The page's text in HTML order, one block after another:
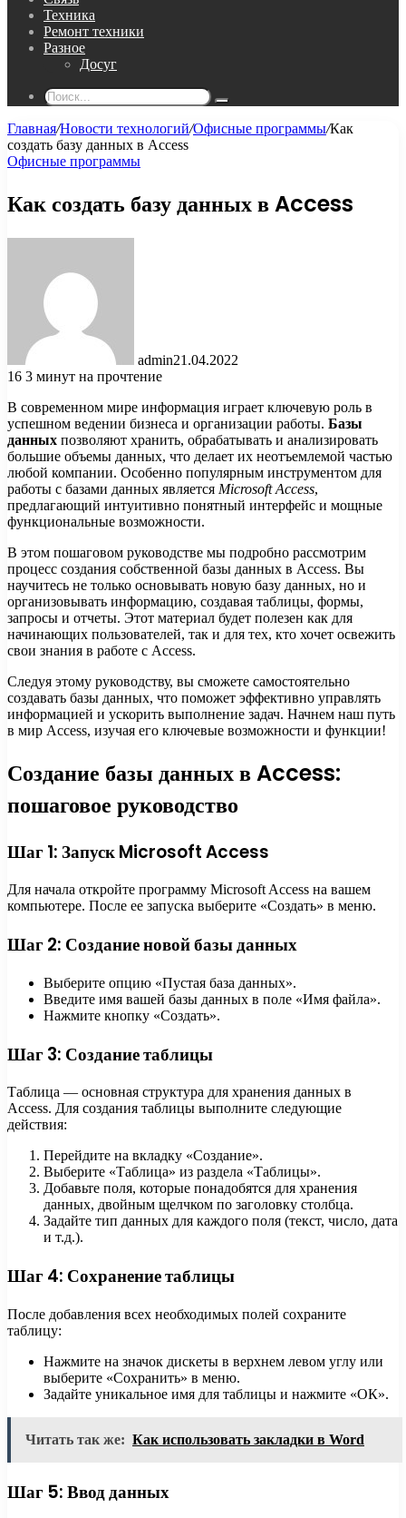
Техника
Ремонт техники
Разное
Досуг
Поиск...
Главная/Новости технологий/Офисные программы/Как
создать базу данных в Access
Офисные программы
Как создать базу данных в Access
admin21.04.2022
16 3 минут на прочтение
В современном мире информация играет ключевую роль в
успешном ведении бизнеса и организации работы. Базы
данных позволяют хранить, обрабатывать и анализировать
большие объемы данных, что делает их неотъемлемой частью
любой компании. Особенно популярным инструментом для
работы с базами данных является Microsoft Access,
предлагающий интуитивно понятный интерфейс и мощные
функциональные возможности.
В этом пошаговом руководстве мы подробно рассмотрим
процесс создания собственной базы данных в Access. Вы
научитесь не только основывать новую базу данных, но и
организовывать информацию, создавая таблицы, формы,
запросы и отчеты. Этот материал будет полезен как для
начинающих пользователей, так и для тех, кто хочет освежить
свои знания в работе с Access.
Следуя этому руководству, вы сможете самостоятельно
создавать базы данных, что поможет эффективно управлять
информацией и ускорить выполнение задач. Начнем наш путь
в мир Access, изучая его ключевые возможности и функции!
Создание базы данных в Access:
пошаговое руководство
Шаг 1: Запуск Microsoft Access
Для начала откройте программу Microsoft Access на вашем
компьютере. После ее запуска выберите «Создать» в меню.
Шаг 2: Создание новой базы данных
Выберите опцию «Пустая база данных».
Введите имя вашей базы данных в поле «Имя файла».
Нажмите кнопку «Создать».
Шаг 3: Создание таблицы
Таблица — основная структура для хранения данных в
Access. Для создания таблицы выполните следующие
действия:
Перейдите на вкладку «Создание».
Выберите «Таблица» из раздела «Таблицы».
Добавьте поля, которые понадобятся для хранения
данных, двойным щелчком по заголовку столбца.
Задайте тип данных для каждого поля (текст, число, дата
и т.д.).
Шаг 4: Сохранение таблицы
После добавления всех необходимых полей сохраните
таблицу:
Нажмите на значок дискеты в верхнем левом углу или
выберите «Сохранить» в меню.
Задайте уникальное имя для таблицы и нажмите «ОК».
Читать так же: Как использовать закладки в Word
Шаг 5: Ввод данных